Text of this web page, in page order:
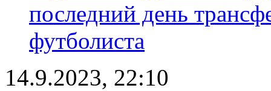
последний день
футболиста
14.9.2023, 22:10